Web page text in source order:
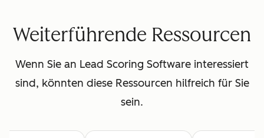
Weiterführende Ressourcen
Wenn Sie an Lead Scoring Software interessiert
sind, könnten diese Ressourcen hilfreich für Sie
sein.